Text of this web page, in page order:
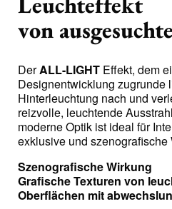
von
DerALL-LIGHT Effekt, dem
Designentwicklung zugrunde
Hinterleuchtung nach und
reizvolle, leuchtende
moderne Optik ist ideal für
exklusive und szenografische
Szenografische Wirkung
Grafische Texturen von
Oberflächen mit